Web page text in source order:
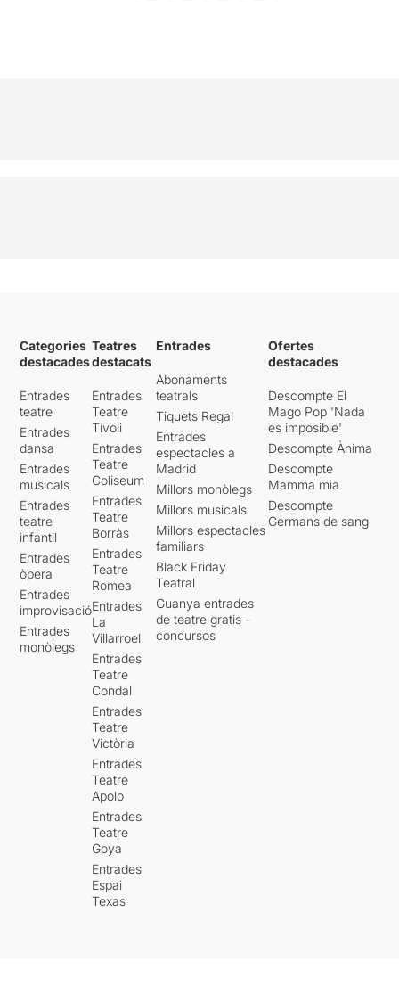
Categories
destacades
Entrades
teatre
Entrades
dansa
Entrades
musicals
Entrades
teatre
infantil
Entrades
òpera
Entrades
improvisació
Entrades
monòlegs
Teatres
destacats
Entrades
Teatre
Tívoli
Entrades
Teatre
Coliseum
Entrades
Teatre
Borràs
Entrades
Teatre
Romea
Entrades
La
Villarroel
Entrades
Teatre
Condal
Entrades
Teatre
Victòria
Entrades
Teatre
Apolo
Entrades
Teatre
Goya
Entrades
Espai
Texas
Entrades
Abonaments
teatrals
Tiquets Regal
Entrades
espectacles a
Madrid
Millors monòlegs
Millors musicals
Millors espectacles
familiars
Black Friday
Teatral
Guanya entrades
de teatre gratis -
concursos
Ofertes
destacades
Descompte El
Mago Pop 'Nada
es imposible'
Descompte Ànima
Descompte
Mamma mia
Descompte
Germans de sang